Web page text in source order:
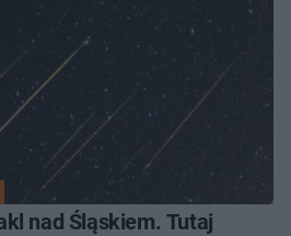
nad Śląskiem. Tutaj